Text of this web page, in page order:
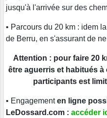
jusqu'à l'arrivée sur des
• Parcours du 20 km : idem
de Berru, en s'assurant de
Attention : pour faire 20
être aguerris et habitués
participants est
• Engagementen ligne
LeDossard.com : accéder